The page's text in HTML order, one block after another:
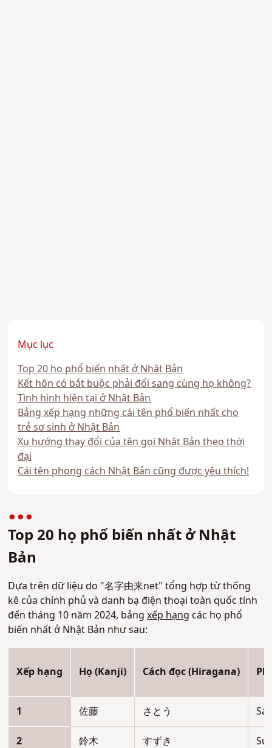
Mục lục
Top 20 họ phổ biến nhất ở Nhật Bản
Kết hôn có bắt buộc phải đổi sang cùng họ không?
Tình hình hiện tại ở Nhật Bản
Bảng xếp hạng những cái tên phổ biến nhất cho
trẻ sơ sinh ở Nhật Bản
Xu hướng thay đổi của tên gọi Nhật Bản theo thời
đại
Cái tên phong cách Nhật Bản cũng được yêu thích!
Top 20 họ phổ biến nhất ở Nhật
Bản
Dựa trên dữ liệu do "名字由来net" tổng hợp từ thống
kê của chính phủ và danh bạ điện thoại toàn quốc tính
đến tháng 10 năm 2024, bảngxếp hạng các họ phổ
biến nhất ở Nhật Bản như sau:
Xếp hạng Họ (Kanji) Cách đọc (Hiragana)
1 佐藤 さとう
2 鈴木 すずき